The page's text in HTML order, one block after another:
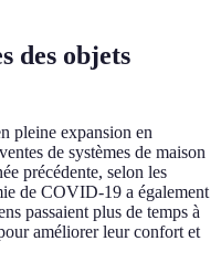
des objets
pleine expansion en
de systèmes de maison
précédente, selon les
de COVID-19 a également
passaient plus de temps à
améliorer leur confort et